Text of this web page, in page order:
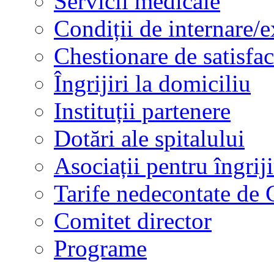
Condiții de internare/
Chestionare de
Îngrijiri la domiciliu
Instituții partenere
Dotări ale spitalului
Asociații pentru
Tarife nedecontate de
Comitet director
Programe